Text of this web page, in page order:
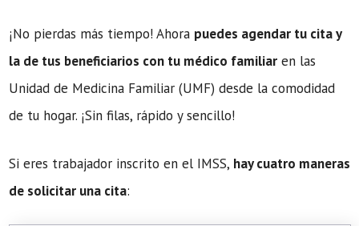
¡No pierdas más tiempo! Ahora puedes agendar tu cita y
la de tus beneficiarios con tu médico familiar en las
Unidad de Medicina Familiar (UMF) desde la comodidad
de tu hogar. ¡Sin filas, rápido y sencillo!
Si eres trabajador inscrito en el IMSS, hay cuatro maneras
de solicitar una cita: